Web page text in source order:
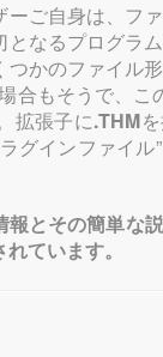
ご自身は、フ
なるプログラ
かのファイル
合もそうで、こ
拡張子に.THM
グインファイル”
とその簡単な
ています。